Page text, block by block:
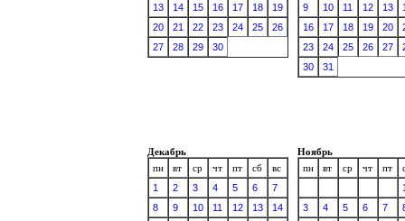
13
14 15 16 17 18
19
20
21 22 23 24 25
26
27
28 29 30
9
10 11 12 13
16
17 18 19 20
23
24 25 26 27
30
31
Декабрь
пн
вт ср чт пт сб
вс
1
2 3 4 5 6
7
8
9 10 11 12 13
14
Ноябрь
пн
вт ср чт пт
3
4 5 6 7